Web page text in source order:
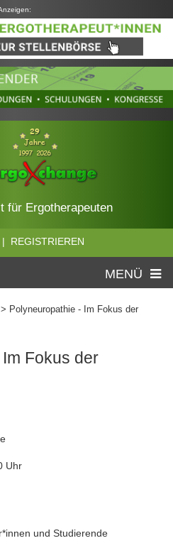
für Ergotherapeuten
REGISTRIEREN
MENÜ
Polyneuropathie - Im Fokus der
Fokus der
Uhr
und Studierende